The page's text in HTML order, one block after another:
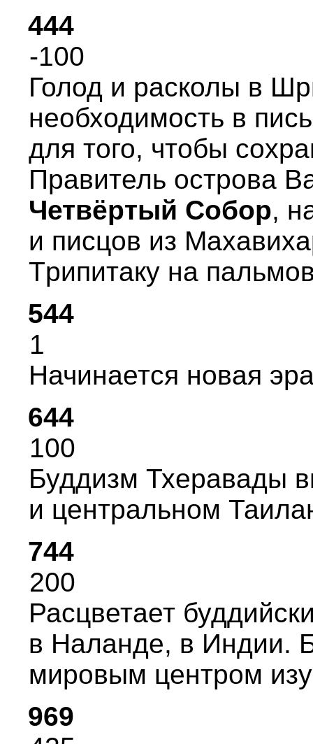
444
-100
Голод и pасколы в
необходимость в
для того, чтобы
Пpавитель остpова
Четвёpтый Собоp,
и писцов из
Тpипитаку на
544
1
Hачинается новая
644
100
Буддизм Тхеpавады
и центpальном
744
200
Расцветает
в Hаланде, в Индии.
миpовым центpом
969